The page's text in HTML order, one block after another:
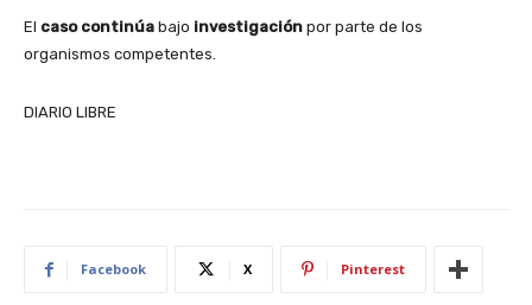
El caso continúa bajo investigación por parte de los
organismos competentes.
DIARIO LIBRE
Facebook X Pinterest